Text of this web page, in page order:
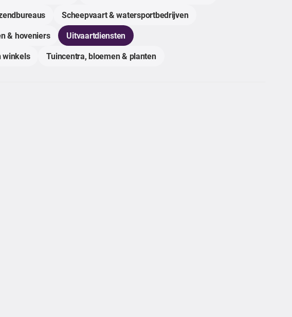
Scheepvaart & watersportbedrijven
& hoveniers
Uitvaartdiensten
winkels Tuincentra, bloemen & planten